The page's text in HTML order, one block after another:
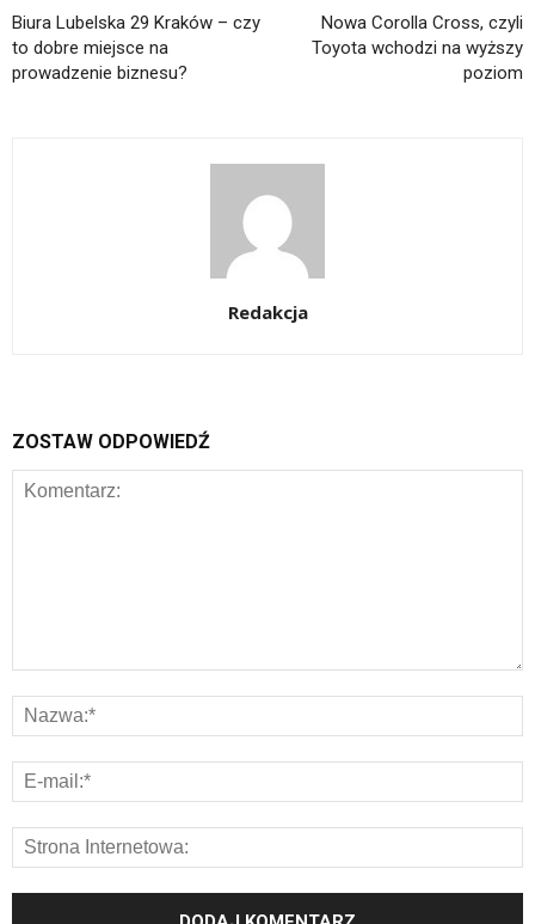
Biura Lubelska 29 Kraków – czy
to dobre miejsce na
prowadzenie biznesu?
Nowa Corolla Cross, czyli
Toyota wchodzi na wyższy
poziom
Redakcja
ZOSTAW ODPOWIEDŹ